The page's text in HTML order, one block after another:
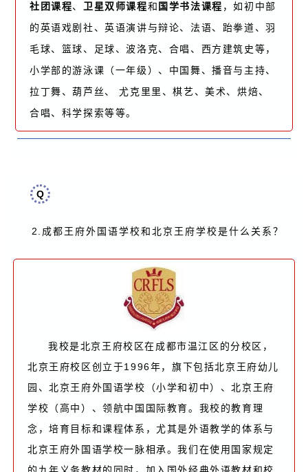
社团课程、 卫星双师课程和 国学书法课程 ，如初中部
的英语戏剧社、英语演讲与辩论、法语、跆拳道、羽
毛球、篮球、足球、波洛克、合唱、西方建筑史等，
小学部的游泳课（一年级）、中国舞、播音与主持、
拉丁舞、葫芦丝、 尤克里里、棋艺、美术、烘焙、
合唱、科学探索等等。
Q
2. 成都王府外国语学校和北京王府学校是什么关系？
我校是北京王府校区在成都市温江区的分校区，
北京王府校区创立于1996年，旗下包括北京王府幼儿
园、北京王府外国语学校（小学和初中）、北京王府
学校（高中）、领航中国国际教育。我校的教育理
念，培育目标和课程体系，尤其是外语教学的体系与
北京王府外国语学校一脉相承。我们在使用国家规定